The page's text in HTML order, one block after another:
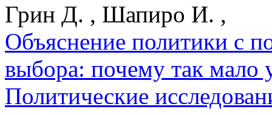
Грин Д. , Шапиро И. ,
Объяснение политики с
выбора: почему так мало
Политические